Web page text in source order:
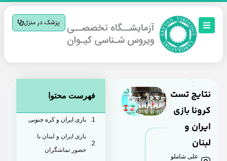
پزشک در منزل
نتایج تست
کرونا بازی
ایران و
لبنان
علی شاملو
فهرست محتوا
بازی ایران و کره جنوبی
بازی ایران و لبنان با
حضور تماشگران